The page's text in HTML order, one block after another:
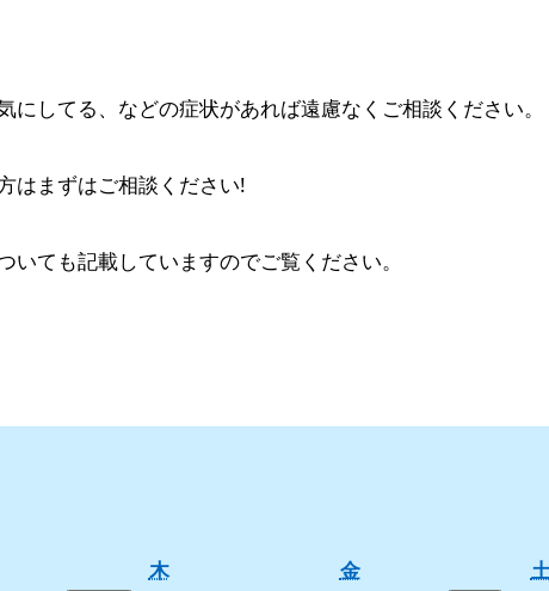
してる、などの症状があれば遠慮なくご相談ください。
はまずはご相談ください!
ても記載していますのでご覧ください。
木木
金金